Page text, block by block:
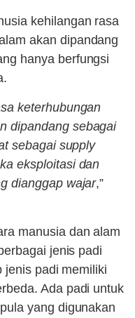
kehilangan rasa
akan dipandang
hanya berfungsi
keterhubungan
dipandang sebagai
sebagai supply
eksploitasi dan
dianggap wajar,”
manusia dan alam
jenis padi
jenis padi memiliki
Ada padi untuk
yang digunakan